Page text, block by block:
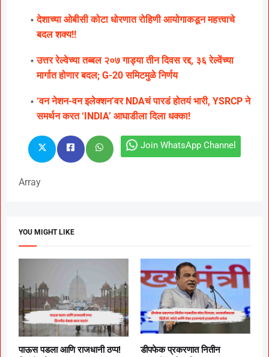
देशाच्या ओबीसी कोटा धोरणात रोहिणी आयोगाकडून महत्त्वाचे
बदल शक्य!!
उत्तर रेल्वेच्या तब्बल २०७ गाड्या तीन दिवस रद्द, ३६ रेल्वेंच्या
मार्गात होणार बदल; G-20 समिटमुळे निर्णय
‘वन नेशन-वन इलेक्शन’वर NDAचं पारडं होतयं भारी, YSRCP ने
समर्थन करत ‘INDIA’ आघाडीला दिला धक्का!
Join WhatsApp Channel
Array
YOU MIGHT LIKE
पाऊस पडला आणि राजधानी ठप्प!
डीपफेक प्रकरणात नितीन